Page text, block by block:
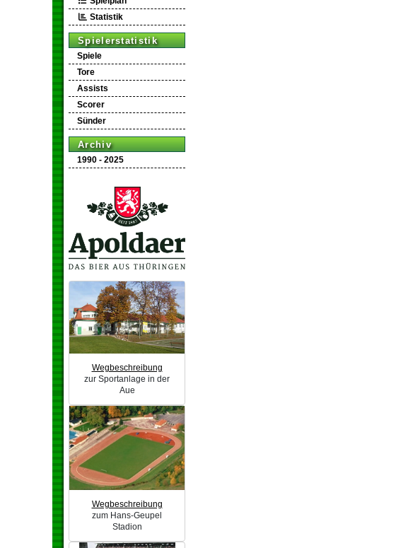
Statistik
Spielerstatistik
Spiele
Tore
Assists
Scorer
Sünder
Archiv
1990 - 2025
Wegbeschreibung
zur Sportanlage in der
Aue
Wegbeschreibung
zum Hans-Geupel
Stadion